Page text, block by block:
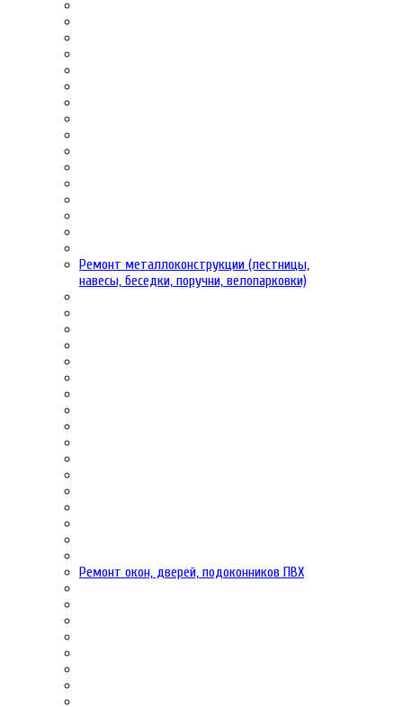
Ремонт металлоконструкции (лестницы,
навесы, беседки, поручни, велопарковки)
Ремонт окон, дверей, подоконников ПВХ